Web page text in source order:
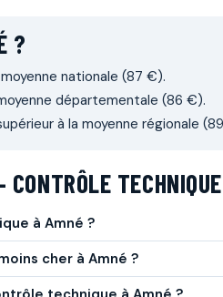
?
nationale (87 €).
départementale (86 €).
à la moyenne régionale
à Amné ?
cher à Amné ?